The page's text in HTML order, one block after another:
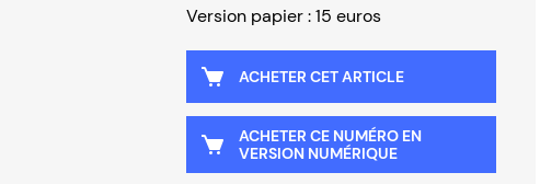
Version papier : 15 euros
ACHETER CET ARTICLE
ACHETER CE NUMÉRO EN
VERSION NUMÉRIQUE